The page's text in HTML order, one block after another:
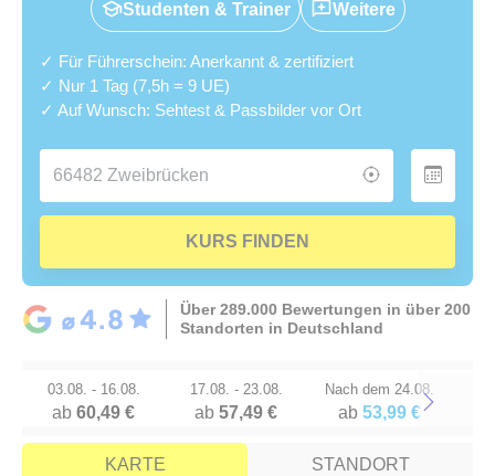
Studenten & Trainer Weitere
✓ Für Führerschein: Anerkannt & zertifiziert
✓ Nur 1 Tag (7,5h = 9 UE)
✓ Auf Wunsch: Sehtest & Passbilder vor Ort
KURS FINDEN
Über 289.000 Bewertungen in über 200
Standorten in Deutschland
03.08. - 16.08.
ab60,49 €
17.08. - 23.08.
ab57,49 €
Nach dem 24.08.
ab 53,99 €Next
KARTE STANDORT